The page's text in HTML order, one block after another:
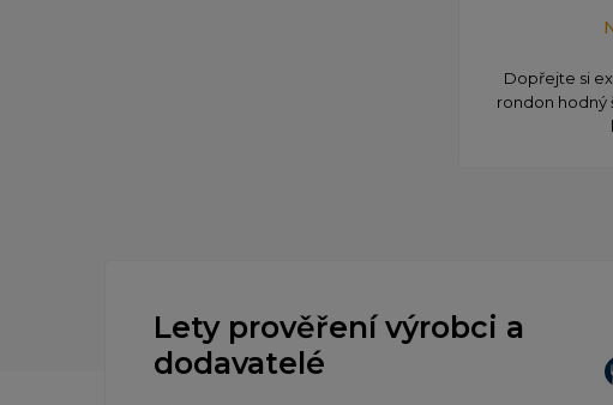
Dopřejte si
rondon hodný
Lety prověření výrobci a
dodavatelé